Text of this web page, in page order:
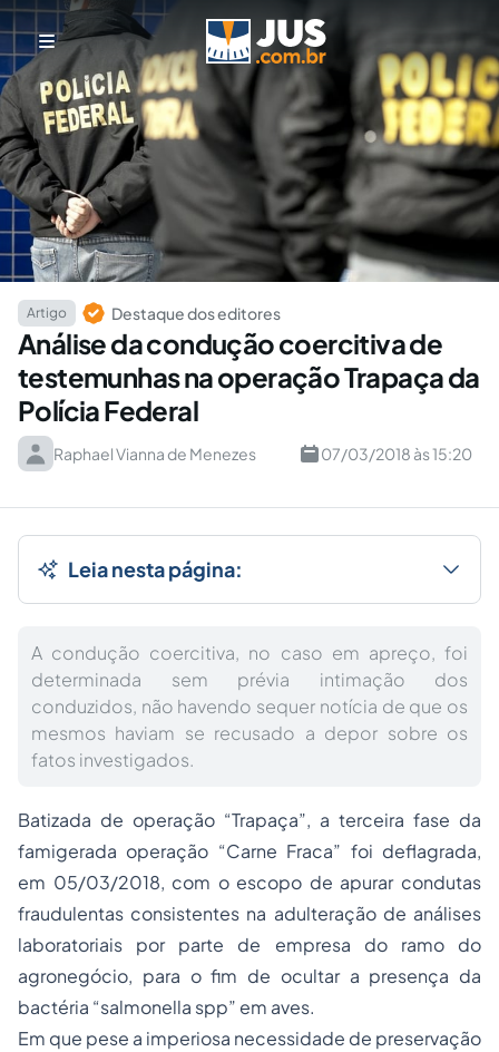
Artigo Destaque dos editores
Análise da condução coercitiva de
testemunhas na operação Trapaça da
Polícia Federal
Raphael Vianna de Menezes 07/03/2018 às 15:20
Leia nesta página:
A condução coercitiva, no caso em apreço, foi
determinada sem prévia intimação dos
conduzidos, não havendo sequer notícia de que os
mesmos haviam se recusado a depor sobre os
fatos investigados.
Batizada de operação “Trapaça”, a terceira fase da
famigerada operação “Carne Fraca” foi deflagrada,
em 05/03/2018, com o escopo de apurar condutas
fraudulentas consistentes na adulteração de análises
laboratoriais por parte de empresa do ramo do
agronegócio, para o fim de ocultar a presença da
bactéria “salmonella spp” em aves.
Em que pese a imperiosa necessidade de preservação